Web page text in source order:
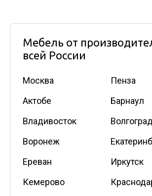
Мебель от
всей России
Москва
Пенза
Актобе
Барнаул
Владивосток
Волгоград
Воронеж
Ереван
Иркутск
Кемерово